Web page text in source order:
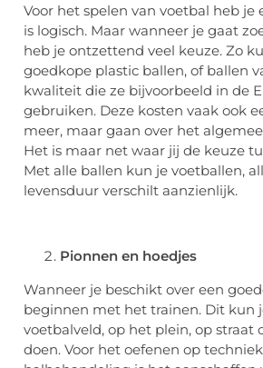
Voor het spelen van voetbal heb je
is logisch. Maar wanneer je gaat
heb je ontzettend veel keuze. Zo
goedkope plastic ballen, of ballen
kwaliteit die ze bijvoorbeeld in de
gebruiken. Deze kosten vaak ook
meer, maar gaan over het
Het is maar net waar jij de keuze
Met alle ballen kun je voetballen,
levensduur verschilt aanzienlijk.
Pionnen en hoedjes
Wanneer je beschikt over een
beginnen met het trainen. Dit kun
voetbalveld, op het plein, op straat
doen. Voor het oefenen op